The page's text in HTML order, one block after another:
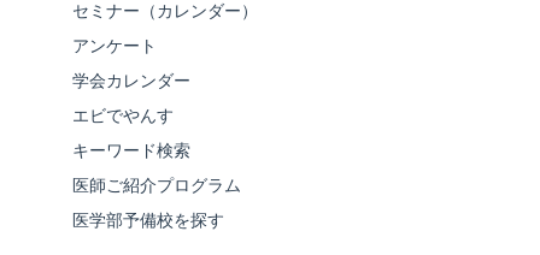
セミナー（カレンダー）
アンケート
学会カレンダー
エビでやんす
キーワード検索
医師ご紹介プログラム
医学部予備校を探す